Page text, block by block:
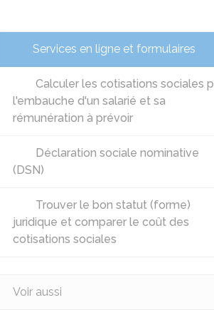
Services en ligne et formulaires
Calculer les cotisations sociales
l'embauche d'un salarié et sa
rémunération à prévoir
Déclaration sociale nominative
(DSN)
Trouver le bon statut (forme)
juridique et comparer le coût des
cotisations sociales
Voir aussi